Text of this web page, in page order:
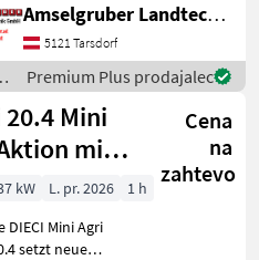
100 %
-Größte Kabine
vom Modell 26.6
-Echt
Amselgruber Landtechnik GmbH
5121 Tarsdorf
Premium Plus prodajalec
20.4 Mini
mit
Cena
na
zahtevo
kW L. pr. 2026
1 h
DIECI Mini Agri
setzt neue